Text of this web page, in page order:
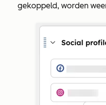
gekoppeld, worden